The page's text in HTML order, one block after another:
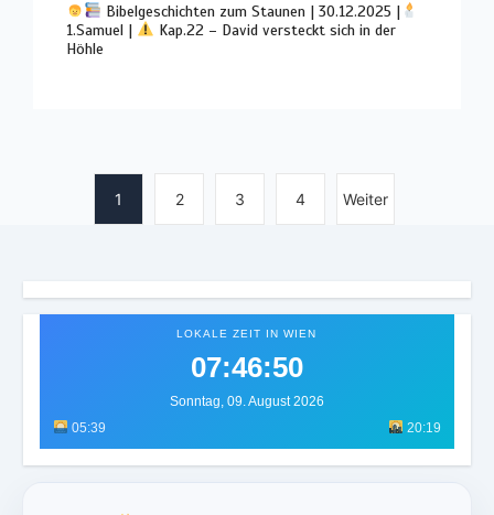
Bibelgeschichten zum Staunen | 30.12.2025 |
1.Samuel |
Kap.22 – David versteckt sich in der
Höhle
1 2 3 4 Weiter
LOKALE ZEIT IN WIEN
07:46:54
Sonntag, 09. August 2026
05:39
20:19